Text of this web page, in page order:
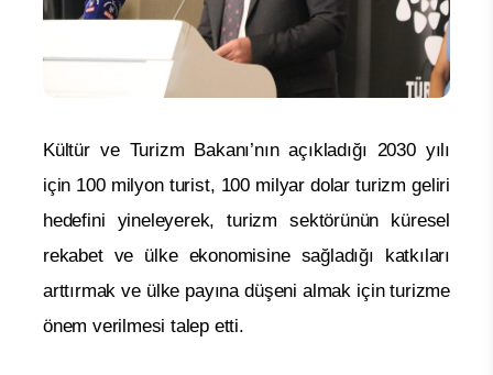
Kültür ve Turizm Bakanı’nın açıkladığı 2030 yılı
için 100 milyon turist, 100 milyar dolar turizm geliri
hedefini yineleyerek, turizm sektörünün küresel
rekabet ve ülke ekonomisine sağladığı katkıları
arttırmak ve ülke payına düşeni almak için turizme
önem verilmesi talep etti.